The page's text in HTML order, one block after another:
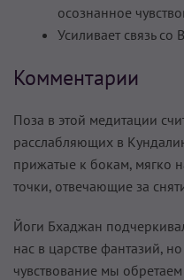
осознанное
Усиливает связь
Комментарии
Поза в этой медитации
расслабляющих в
прижатые к бокам, мягко
точки, отвечающие за
Йоги Бхаджан
нас в царстве фантазий,
чувствование мы